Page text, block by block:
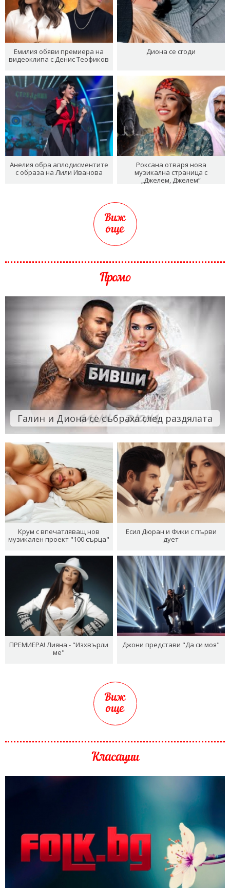
Емилия обяви премиера на
видеоклипа с Денис Теофиков
Диона се сгоди
Анелия обра аплодисментите
с образа на Лили Иванова
Роксана отваря нова
музикална страница с
„Джелем, Джелем“
Виж
още
Промо
Галин и Диона се събраха след раздялата
Крум с впечатляващ нов
музикален проект "100 сърца"
Есил Дюран и Фики с първи
дует
ПРЕМИЕРА! Лияна - "Изхвърли
ме"
Джони представи "Да си моя"
Виж
още
Класации